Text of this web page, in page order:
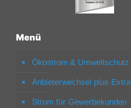
Menü
Ökostrom & Umweltschutz
Anbieterwechsel plus Extra
Strom für Gewerbekunden